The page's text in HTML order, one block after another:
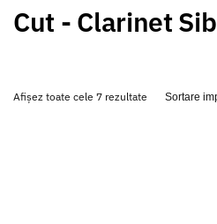
Cut - Clarinet Sib
Afișez toate cele 7 rezultate